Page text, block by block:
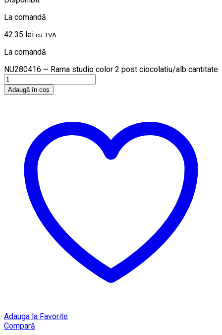
La comandă
42.35 lei cu TVA
La comandă
NU280416 ~ Rama studio color 2 post ciocolatiu/alb cantitate
Adaugă în coș
Adauga la Favorite
Compară